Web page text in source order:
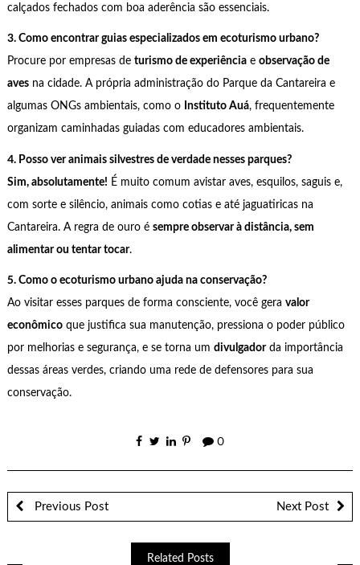
calçados fechados com boa aderência são essenciais.
3. Como encontrar guias especializados em ecoturismo urbano?
Procure por empresas de turismo de experiênciae observação de
avesna cidade. A própria administração do Parque da Cantareira e
algumas ONGs ambientais, como o Instituto Auá, frequentemente
organizam caminhadas guiadas com educadores ambientais.
4. Posso ver animais silvestres de verdade nesses parques?
Sim, absolutamente! É muito comum avistar aves, esquilos, saguis e,
com sorte e silêncio, animais como cotias e até jaguatiricas na
Cantareira. A regra de ouro é sempre observar à distância, sem
alimentar ou tentar tocar.
5. Como o ecoturismo urbano ajuda na conservação?
Ao visitar esses parques de forma consciente, você gera valor
econômicoque justifica sua manutenção, pressiona o poder público
por melhorias e segurança, e se torna um divulgadorda importância
dessas áreas verdes, criando uma rede de defensores para sua
conservação.
0
Previous Post Next Post
Related Posts